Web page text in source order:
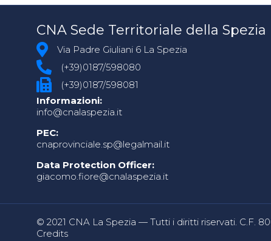
CNA Sede Territoriale della Spezia
Via Padre Giuliani 6 La Spezia
(+39)0187/598080
(+39)0187/598081
Informazioni:
info@cnalaspezia.it
PEC:
cnaprovinciale.sp@legalmail.it
Data Protection Officer:
giacomo.fiore@cnalaspezia.it
© 2021 CNA La Spezia — Tutti i diritti riservati. C.F.
Credits